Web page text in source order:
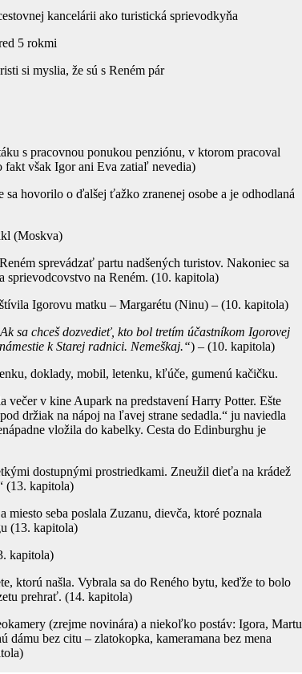
kancelárii ako turistická sprievodkyňa
5 rokmi
si myslia, že sú s Reném pár
s pracovnou ponukou penziónu, v ktorom pracoval
však Igor ani Eva zatiaľ nevedia)
sa hovorilo o ďalšej ťažko zranenej osobe a je odhodlaná
(Moskva)
sprevádzať partu nadšených turistov. Nakoniec sa
sprievodcovstvo na Reném. (10. kapitola)
Igorovu matku – Margarétu (Ninu) – (10. kapitola)
Ak sa chceš dozvedieť, kto bol tretím účastníkom Igorovej
k Starej radnici. Nemeškaj.“) – (10. kapitola)
doklady, mobil, letenku, kľúče, gumenú kačičku.
večer v kine Aupark na predstavení Harry Potter. Ešte
držiak na nápoj na ľavej strane sedadla.“ ju naviedla
vložila do kabelky. Cesta do Edinburghu je
dostupnými prostriedkami. Zneužil dieťa na krádež
(13. kapitola)
seba poslala Zuzanu, dievča, ktoré poznala
(13. kapitola)
kapitola)
ktorú našla. Vybrala sa do Reného bytu, keďže to bolo
prehrať. (14. kapitola)
(zrejme novinára) a niekoľko postáv: Igora, Martu
dámu bez citu – zlatokopka, kameramana bez mena